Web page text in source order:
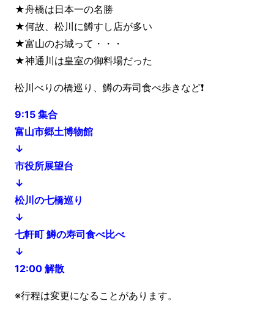
★舟橋は日本一の名勝
★何故、松川に鱒すし店が多い
★富山のお城って・・・
★神通川は皇室の御料場だった
松川べりの橋巡り、鱒の寿司食べ歩きなど❗
9:15 集合
富山市郷土博物館
↓
市役所展望台
↓
松川の七橋巡り
↓
七軒町 鱒の寿司食べ比べ
↓
12:00 解散
※行程は変更になることがあります。